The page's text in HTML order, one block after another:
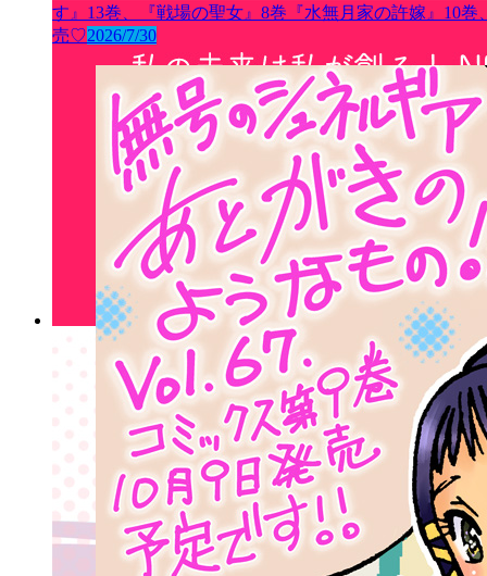
す』13巻、『戦場の聖女』8巻『水無月家の許嫁』10
売♡2026/7/30